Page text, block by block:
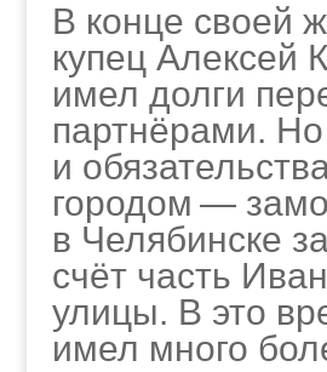
В конце своей
купец Алексей
имел долги
партнёрами.
и
городом —
в Челябинске
счёт часть
улицы. В это
имел много